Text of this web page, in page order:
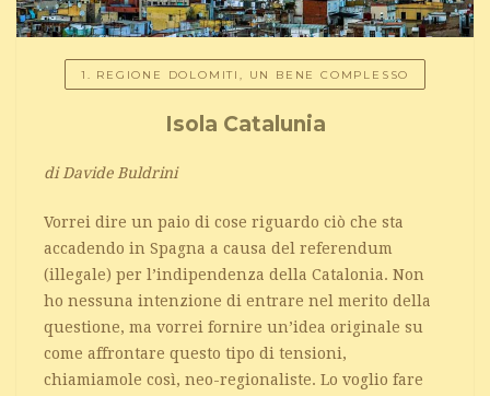
1. REGIONE DOLOMITI, UN BENE COMPLESSO
Isola Catalunia
di Davide Buldrini
Vorrei dire un paio di cose riguardo ciò che sta
accadendo in Spagna a causa del referendum
(illegale) per l’indipendenza della Catalonia. Non
ho nessuna intenzione di entrare nel merito della
questione, ma vorrei fornire un’idea originale su
come affrontare questo tipo di tensioni,
chiamiamole così, neo-regionaliste. Lo voglio fare